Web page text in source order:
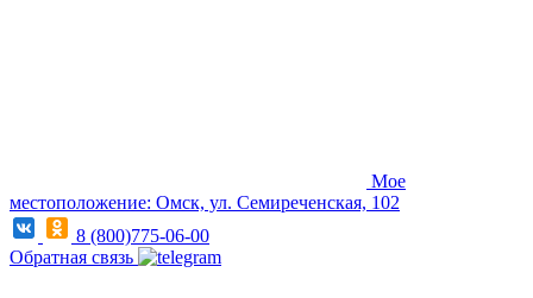
Мое
местоположение: Омск, ул. Семиреченская, 102
8 (800)775-06-00
Обратная связь